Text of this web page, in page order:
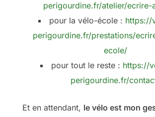
perigourdine.fr/atelier/ecrire-
pour la vélo-école : https://
perigourdine.fr/prestations/
ecole/
pour tout le reste : https://
perigourdine.fr/
Et en attendant, le vélo est mon